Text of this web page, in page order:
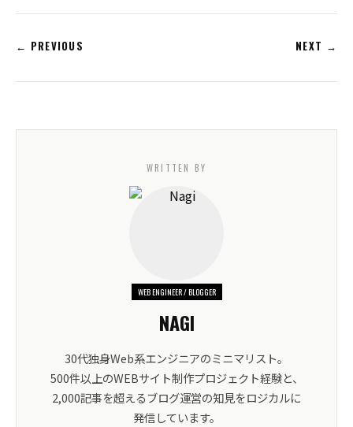
← PREVIOUS NEXT →
WRITTEN BY
WEB ENGINEER / BLOGGER
NAGI
30代独身Web系エンジニアのミニマリスト。
500件以上のWEBサイト制作プロジェクト経験と、
2,000記事を超えるブログ運営の知見をロジカルに
発信しています。